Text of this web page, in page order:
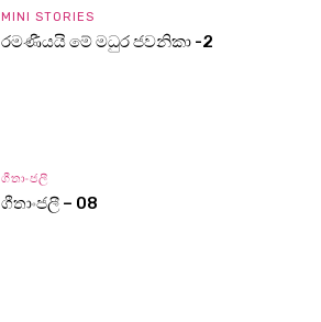
MINI STORIES
රමණීයයි මේ මධුර ජවනිකා -2
ගීතාංජලී
ගීතාංජලී – 08